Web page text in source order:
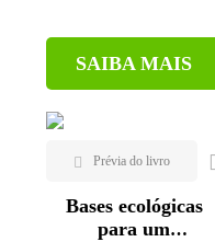
SAIBA MAIS
Bases ecológicas
para um